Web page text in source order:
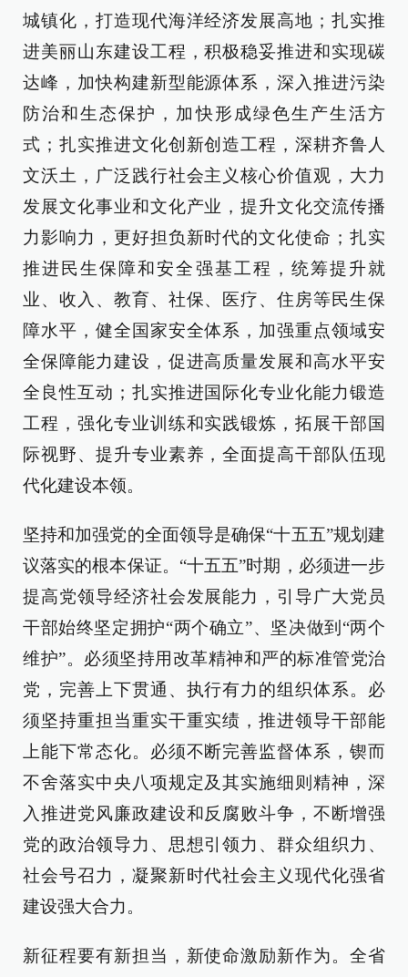
城镇化，打造现代海洋经济发展高地；扎实推
进美丽山东建设工程，积极稳妥推进和实现碳
达峰，加快构建新型能源体系，深入推进污染
防治和生态保护，加快形成绿色生产生活方
式；扎实推进文化创新创造工程，深耕齐鲁人
文沃土，广泛践行社会主义核心价值观，大力
发展文化事业和文化产业，提升文化交流传播
力影响力，更好担负新时代的文化使命；扎实
推进民生保障和安全强基工程，统筹提升就
业、收入、教育、社保、医疗、住房等民生保
障水平，健全国家安全体系，加强重点领域安
全保障能力建设，促进高质量发展和高水平安
全良性互动；扎实推进国际化专业化能力锻造
工程，强化专业训练和实践锻炼，拓展干部国
际视野、提升专业素养，全面提高干部队伍现
代化建设本领。
坚持和加强党的全面领导是确保“十五五”规划建
议落实的根本保证。“十五五”时期，必须进一步
提高党领导经济社会发展能力，引导广大党员
干部始终坚定拥护“两个确立”、坚决做到“两个
维护”。必须坚持用改革精神和严的标准管党治
党，完善上下贯通、执行有力的组织体系。必
须坚持重担当重实干重实绩，推进领导干部能
上能下常态化。必须不断完善监督体系，锲而
不舍落实中央八项规定及其实施细则精神，深
入推进党风廉政建设和反腐败斗争，不断增强
党的政治领导力、思想引领力、群众组织力、
社会号召力，凝聚新时代社会主义现代化强省
建设强大合力。
新征程要有新担当，新使命激励新作为。全省